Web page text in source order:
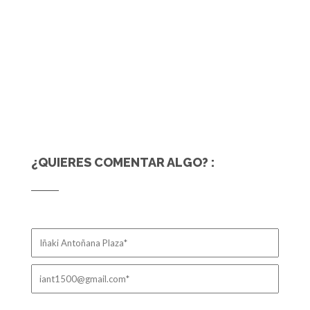
¿QUIERES COMENTAR ALGO? :